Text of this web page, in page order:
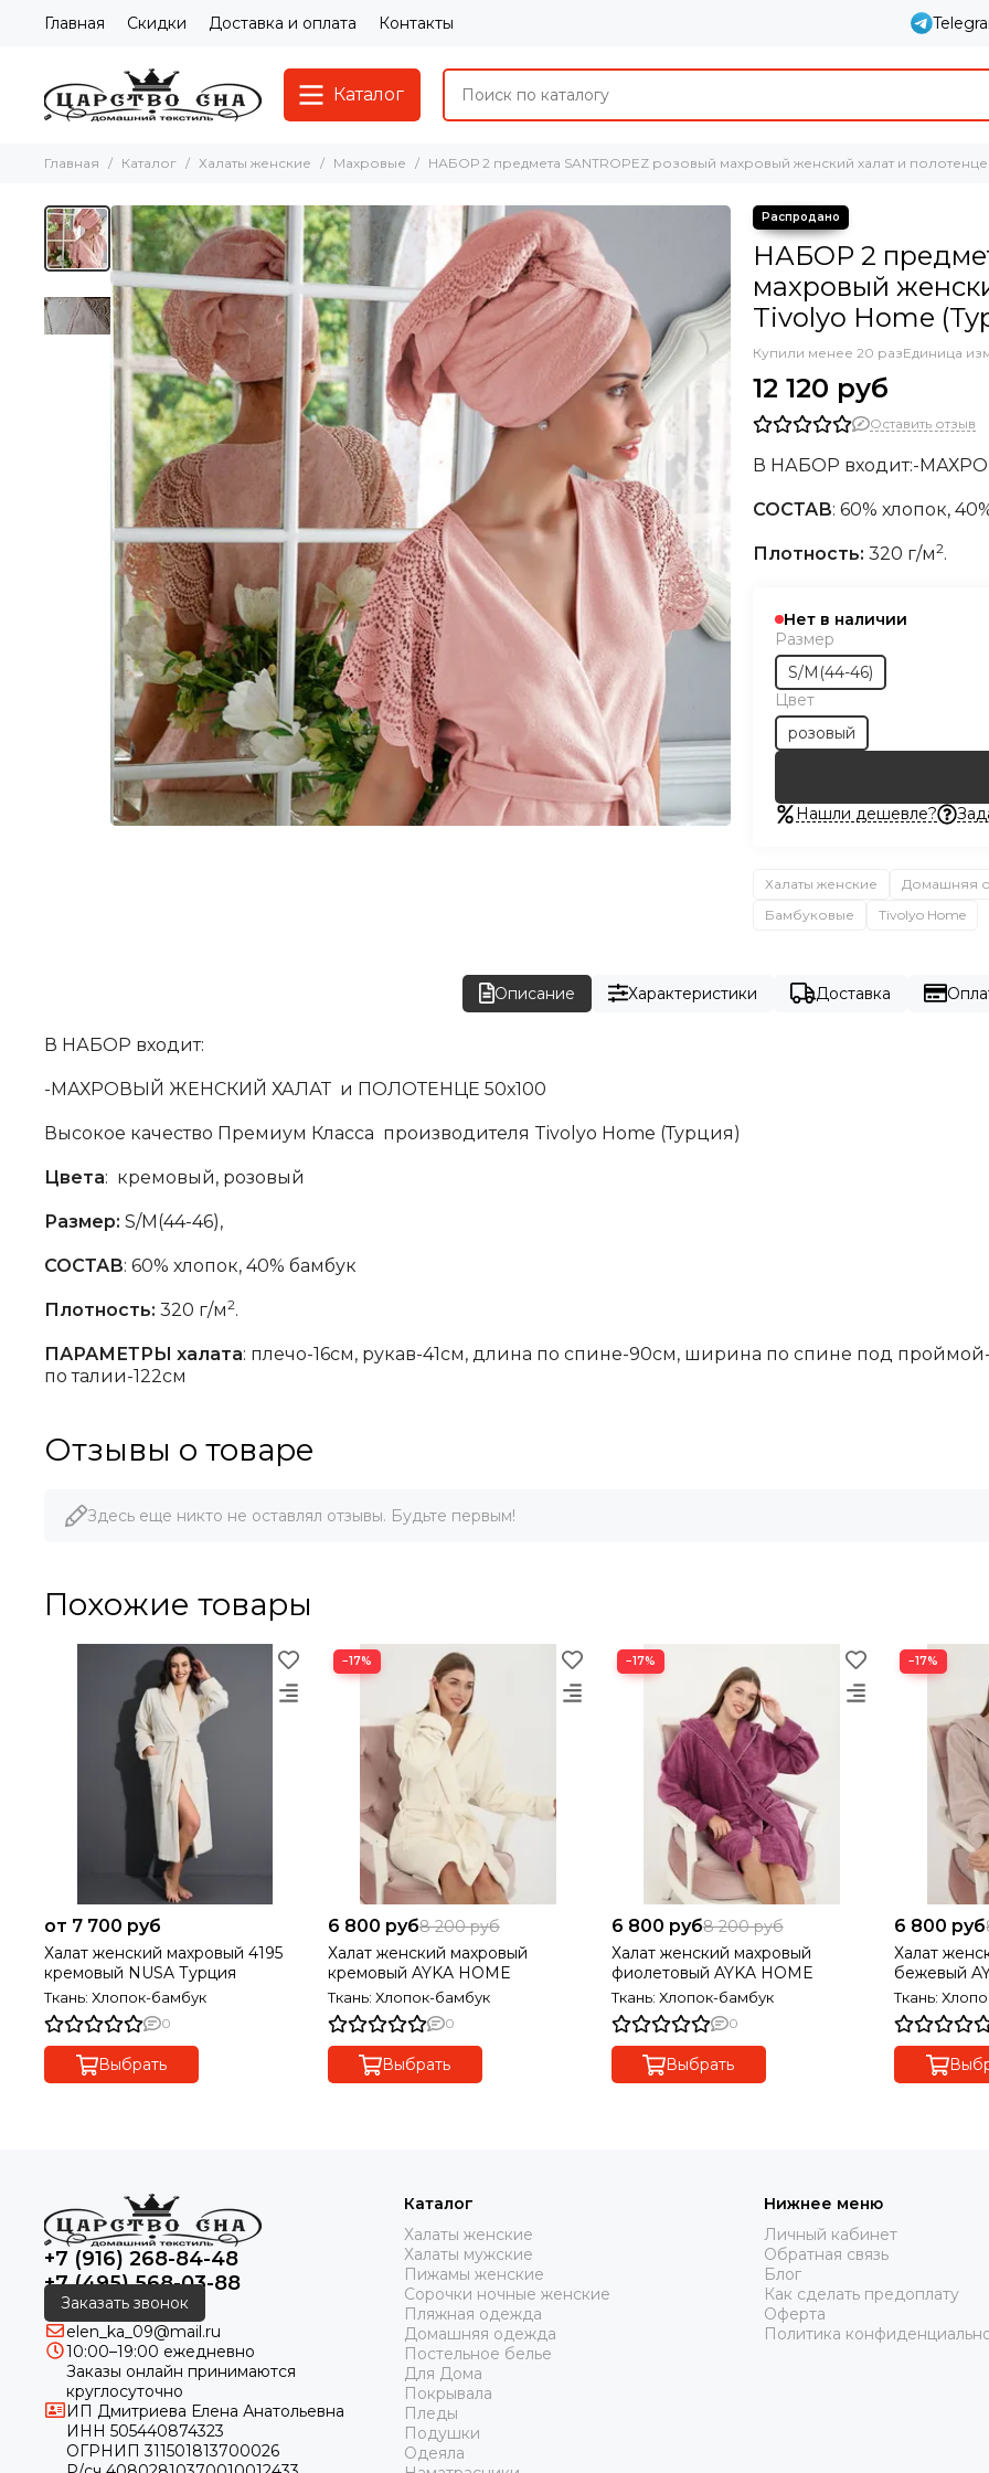
Главная Скидки Доставка и оплата Контакты
Каталог
Главная Каталог Халаты женские Махровые НАБОР 2 предмета SANTROPEZ розовый махровый женский халат и полотенце
НАБОР 2
махровый
Tivolyo Home
Купили менее 20 разЕдиница
12 120 руб
Оставить отзыв
В НАБОР входит:-
СОСТАВ: 60% хлопок,
Плотность: 320 г/м2.
Нет в наличии
Размер
S/M(44-46)
Цвет
розовый
Нашли дешевле?
Халаты женские Домашняя
Бамбуковые
Tivolyo Home
Описание Характеристики Доставка
В НАБОР входит:
-МАХРОВЫЙ ЖЕНСКИЙ ХАЛАТ и ПОЛОТЕНЦЕ 50х100
Высокое качество Премиум Класса производителя Tivolyo Home (Турция)
Цвета: кремовый, розовый
Размер: S/М(44-46),
СОСТАВ: 60% хлопок, 40% бамбук
Плотность: 320 г/м2.
ПАРАМЕТРЫ халата: плечо-16см, рукав-41см, длина по спине-90см, ширина по спине под проймой-
по талии-122см
Отзывы о товаре
Здесь еще никто не оставлял отзывы. Будьте первым!
Похожие товары
от 7 700 руб
Халат женский махровый 4195
кремовый NUSA Турция
Ткань: Хлопок-бамбук
0
Выбрать
−17%
6 800 руб8 200 руб
Халат женский махровый
кремовый AYKA HOME
Ткань: Хлопок-бамбук
0
Выбрать
−17%
6 800 руб8 200 руб
Халат женский махровый
фиолетовый AYKA HOME
Ткань: Хлопок-бамбук
0
Выбрать
−17%
6 800 руб
Халат
бежевый
Ткань:
+7 (916) 268-84-48
+7 (495) 568-03-88
Заказать звонок
elen_ka_09@mail.ru
10:00–19:00 ежедневно
Заказы онлайн принимаются
круглосуточно
ИП Дмитриева Елена Анатольевна
ИНН 505440874323
ОГРНИП 311501813700026
Каталог
Халаты женские
Халаты мужские
Пижамы женские
Сорочки ночные женские
Пляжная одежда
Домашняя одежда
Постельное белье
Для Дома
Покрывала
Пледы
Подушки
Одеяла
Нижнее меню
Личный кабинет
Обратная связь
Блог
Как сделать предоплату
Оферта
Политика